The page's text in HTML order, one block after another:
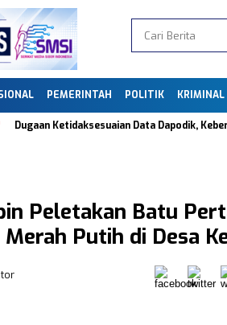
PEMERINTAH POLITIK KRIMINAL
Ketidaksesuaian Data Dapodik,
Peletakan Batu
Putih di Desa